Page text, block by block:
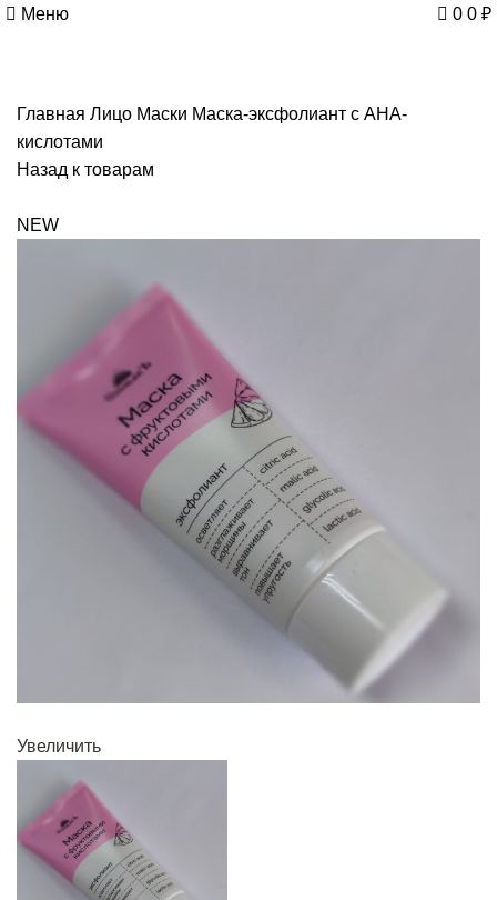
Меню 0 0 ₽
Главная Лицо Маски Маска-эксфолиант с AHA-
кислотами
Назад к товарам
NEW
Увеличить